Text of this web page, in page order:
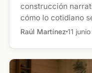
construcción
cómo lo cotidiano
Raúl Martínez 11